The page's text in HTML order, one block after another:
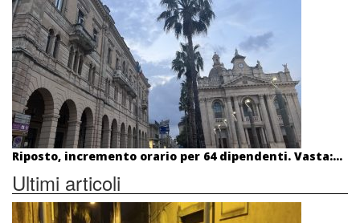
Riposto, incremento orario per 64 dipendenti. Vasta:...
Ultimi articoli